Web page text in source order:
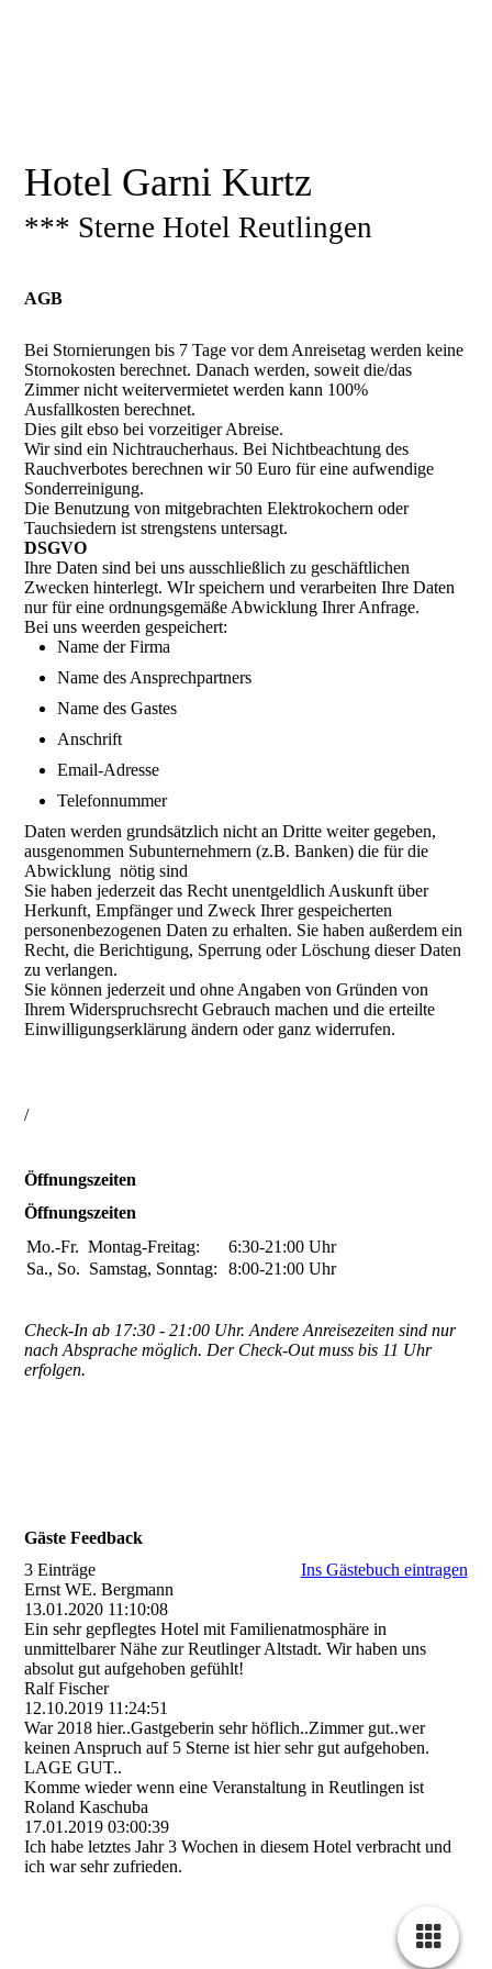
Hotel Garni Kurtz
*** Sterne Hotel Reutlingen
AGB
Bei Stornierungen bis 7 Tage vor dem Anreisetag werden keine
Stornokosten berechnet. Danach werden, soweit die/das
Zimmer nicht weitervermietet werden kann 100%
Ausfallkosten berechnet.
Dies gilt ebso bei vorzeitiger Abreise.
Wir sind ein Nichtraucherhaus. Bei Nichtbeachtung des
Rauchverbotes berechnen wir 50 Euro für eine aufwendige
Sonderreinigung.
Die Benutzung von mitgebrachten Elektrokochern oder
Tauchsiedern ist strengstens untersagt.
DSGVO
Ihre Daten sind bei uns ausschließlich zu geschäftlichen
Zwecken hinterlegt. WIr speichern und verarbeiten Ihre Daten
nur für eine ordnungsgemäße Abwicklung Ihrer Anfrage.
Bei uns weerden gespeichert:
Name der Firma
Name des Ansprechpartners
Name des Gastes
Anschrift
Email-Adresse
Telefonnummer
Daten werden grundsätzlich nicht an Dritte weiter gegeben,
ausgenommen Subunternehmern (z.B. Banken) die für die
Abwicklung nötig sind
Sie haben jederzeit das Recht unentgeldlich Auskunft über
Herkunft, Empfänger und Zweck Ihrer gespeicherten
personenbezogenen Daten zu erhalten. Sie haben außerdem ein
Recht, die Berichtigung, Sperrung oder Löschung dieser Daten
zu verlangen.
Sie können jederzeit und ohne Angaben von Gründen von
Ihrem Widerspruchsrecht Gebrauch machen und die erteilte
Einwilligungserklärung ändern oder ganz widerrufen.
/
Öffnungszeiten
Öffnungszeiten
Mo.-Fr.Montag-Freitag: 6:30-21:00 Uhr
Sa., So. Samstag, Sonntag: 8:00-21:00 Uhr
Check-In ab 17:30 - 21:00 Uhr. Andere Anreisezeiten sind nur
nach Absprache möglich. Der Check-Out muss bis 11 Uhr
erfolgen.
Gäste Feedback
3 Einträge
Ins Gästebuch eintragen
Ernst WE. Bergmann
13.01.2020 11:10:08
Ein sehr gepflegtes Hotel mit Familienatmosphäre in
unmittelbarer Nähe zur Reutlinger Altstadt. Wir haben uns
absolut gut aufgehoben gefühlt!
Ralf Fischer
12.10.2019 11:24:51
War 2018 hier..Gastgeberin sehr höflich..Zimmer gut..wer
keinen Anspruch auf 5 Sterne ist hier sehr gut aufgehoben.
LAGE GUT..
Komme wieder wenn eine Veranstaltung in Reutlingen ist
Roland Kaschuba
17.01.2019 03:00:39
Ich habe letztes Jahr 3 Wochen in diesem Hotel verbracht und
ich war sehr zufrieden.